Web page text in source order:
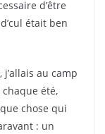
d’être
était ben
au camp
été,
chose qui
: un